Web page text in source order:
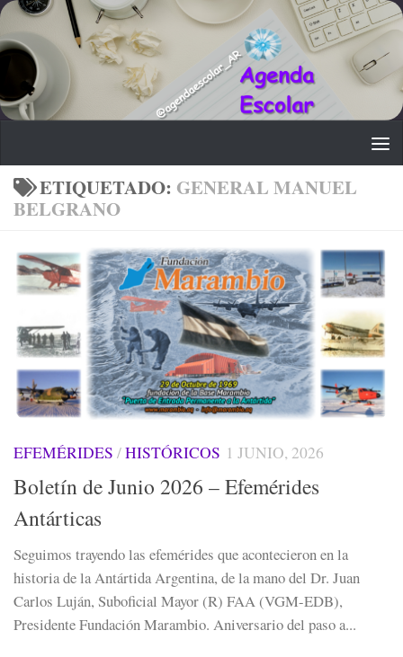
Saltar al contenido
ETIQUETADO: GENERAL MANUEL
BELGRANO
EFEMÉRIDES /HISTÓRICOS 1 JUNIO, 2026
Boletín de Junio 2026 – Efemérides
Antárticas
Seguimos trayendo las efemérides que acontecieron en la
historia de la Antártida Argentina, de la mano del Dr. Juan
Carlos Luján, Suboficial Mayor (R) FAA (VGM-EDB),
Presidente Fundación Marambio. Aniversario del paso a...